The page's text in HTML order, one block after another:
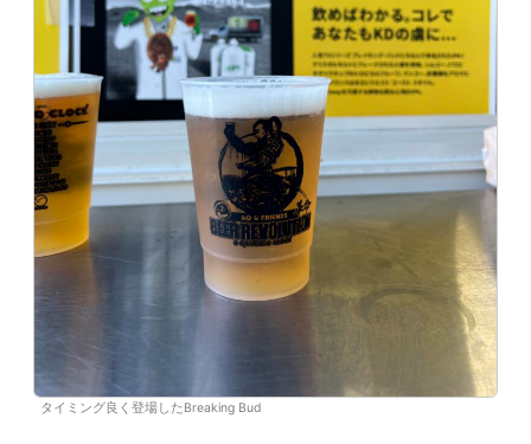
タイミング良く登場したBreaking Bud